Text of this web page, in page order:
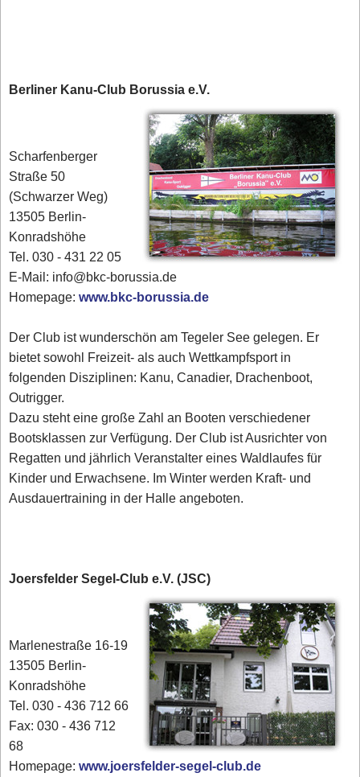
Berliner Kanu-Club Borussia e.V.
Scharfenberger
Straße 50
(Schwarzer Weg)
13505 Berlin-
Konradshöhe
Tel. 030 - 431 22 05
E-Mail: info@bkc-borussia.de
Homepage:www.bkc-borussia.de
Der Club ist wunderschön am Tegeler See gelegen. Er
bietet sowohl Freizeit- als auch Wettkampfsport in
folgenden Disziplinen: Kanu, Canadier, Drachenboot,
Outrigger.
Dazu steht eine große Zahl an Booten verschiedener
Bootsklassen zur Verfügung. Der Club ist Ausrichter von
Regatten und jährlich Veranstalter eines Waldlaufes für
Kinder und Erwachsene. Im Winter werden Kraft- und
Ausdauertraining in der Halle angeboten.
Joersfelder Segel-Club e.V. (JSC)
Marlenestraße 16-19
13505 Berlin-
Konradshöhe
Tel. 030 - 436 712 66
Fax: 030 - 436 712
68
Homepage:www.joersfelder-segel-club.de